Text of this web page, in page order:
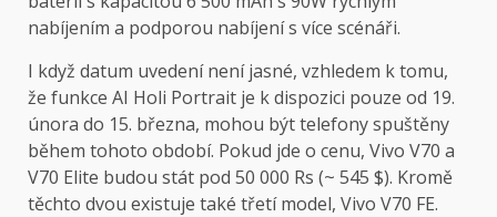
nabíjením a podporou nabíjení s více scénáři.
I když datum uvedení není jasné, vzhledem k tomu,
že funkce AI Holi Portrait je k dispozici pouze od 19.
února do 15. března, mohou být telefony spuštěny
během tohoto období. Pokud jde o cenu, Vivo V70 a
V70 Elite budou stát pod 50 000 Rs (~ 545 $). Kromě
těchto dvou existuje také třetí model, Vivo V70 FE.